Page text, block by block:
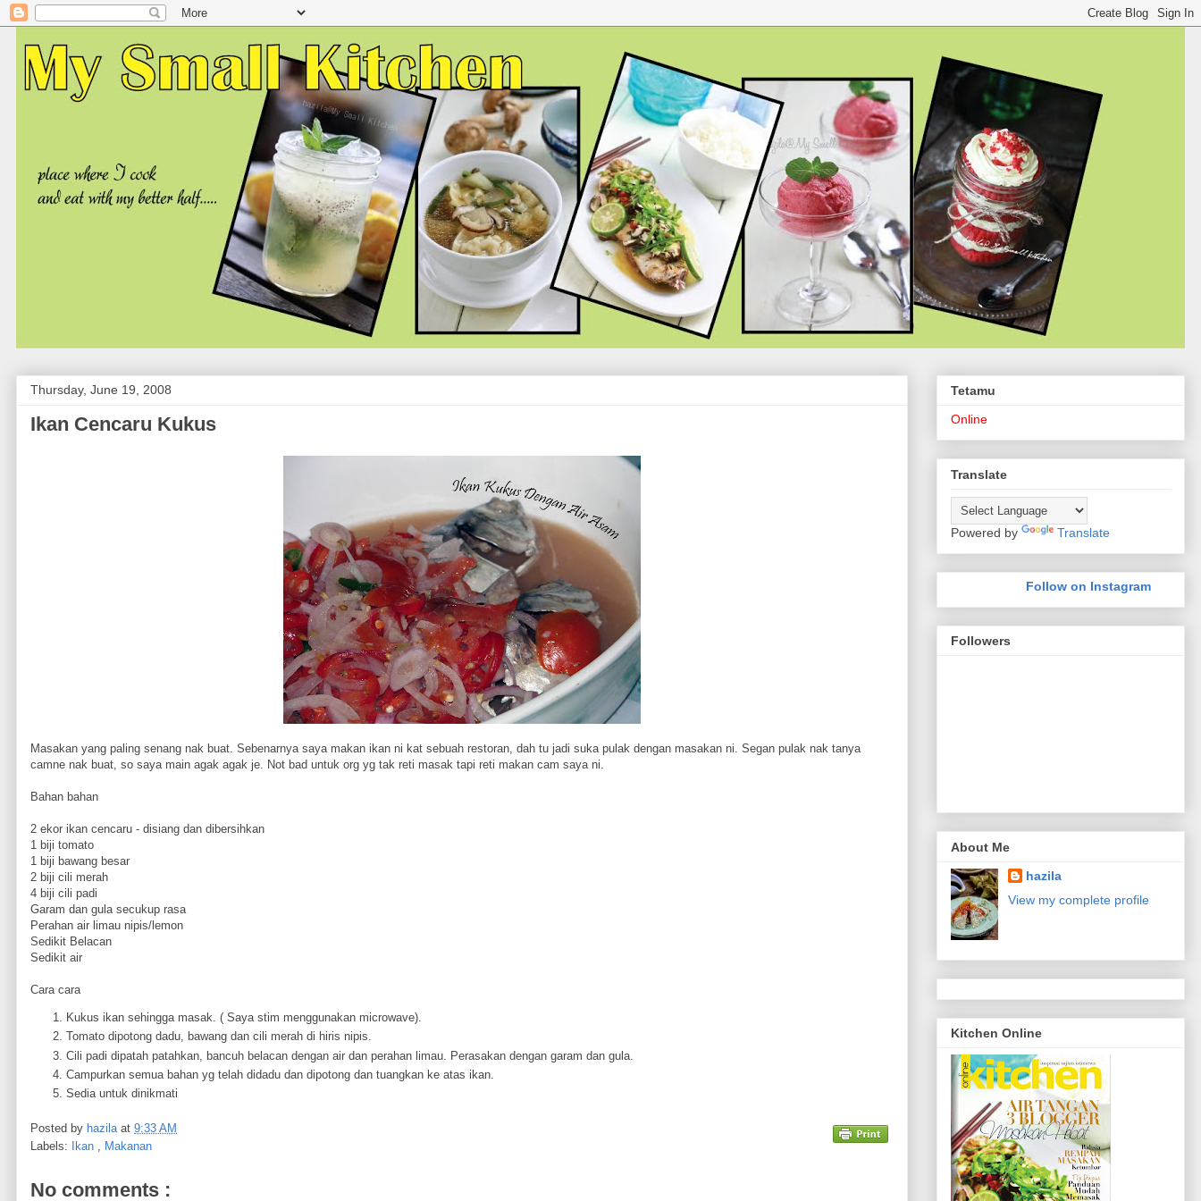
Thursday, June 19, 2008
Ikan Cencaru Kukus
Masakan yang paling senang nak buat. Sebenarnya saya makan ikan ni kat sebuah restoran, dah tu jadi suka pulak dengan masakan ni. Segan pulak nak tanya
camne nak buat, so saya main agak agak je. Not bad untuk org yg tak reti masak tapi reti makan cam saya ni.
Bahan bahan
2 ekor ikan cencaru - disiang dan dibersihkan
1 biji tomato
1 biji bawang besar
2 biji cili merah
4 biji cili padi
Garam dan gula secukup rasa
Perahan air limau nipis/lemon
Sedikit Belacan
Sedikit air
Cara cara
Kukus ikan sehingga masak. ( Saya stim menggunakan microwave).
Tomato dipotong dadu, bawang dan cili merah di hiris nipis.
Cili padi dipatah patahkan, bancuh belacan dengan air dan perahan limau. Perasakan dengan garam dan gula.
Campurkan semua bahan yg telah didadu dan dipotong dan tuangkan ke atas ikan.
Sedia untuk dinikmati
Posted by hazila at 9:33 AM
Labels: Ikan Makanan
No comments :
Tetamu
Online
Translate
Powered by Translate
Follow on Instagram
Followers
About Me
hazila
View my complete profile
Kitchen Online